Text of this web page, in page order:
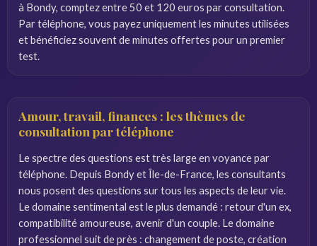
à Bondy, comptez entre 50 et 120 euros par consultation.
Par téléphone, vous payez uniquement les minutes utilisées
et bénéficiez souvent de minutes offertes pour un premier
test.
Amour, travail, finances : les thèmes de
consultation par téléphone
Le spectre des questions est très large en voyance par
téléphone. Depuis Bondy et Île-de-France, les consultants
nous posent des questions sur tous les aspects de leur vie.
Le domaine sentimental est le plus demandé : retour d'un ex,
compatibilité amoureuse, avenir d'un couple. Le domaine
professionnel suit de près : changement de poste, création